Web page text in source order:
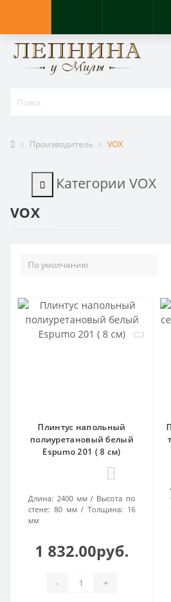
Производитель VOX
Категории VOX
VOX
Плинтус напольный
полиуретановый белый
Espumo 201 ( 8 см)
Длина: 2400 мм
Высота по
стене: 80 мм Толщина: 16
мм
1 832.00руб.
- +